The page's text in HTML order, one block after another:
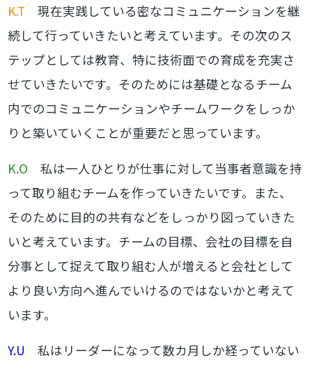
K.T 現在実践している密なコミュニケーションを継
続して行っていきたいと考えています。その次のス
テップとしては教育、特に技術面での育成を充実さ
せていきたいです。そのためには基礎となるチーム
内でのコミュニケーションやチームワークをしっか
りと築いていくことが重要だと思っています。
K.O 私は一人ひとりが仕事に対して当事者意識を持
って取り組むチームを作っていきたいです。また、
そのために目的の共有などをしっかり図っていきた
いと考えています。チームの目標、会社の目標を自
分事として捉えて取り組む人が増えると会社として
より良い方向へ進んでいけるのではないかと考えて
います。
Y.U 私はリーダーになって数カ月しか経っていない